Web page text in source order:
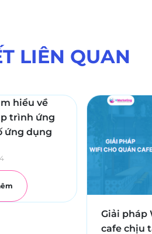
LIÊN QUAN
hiểu về
trình ứng
ứng dụng
Giải pháp
cafe chịu